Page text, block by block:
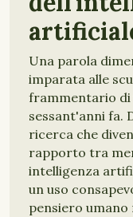
Una parola
imparata alle
frammentario
sessant'anni fa.
ricerca che
rapporto tra
intelligenza
un uso
pensiero